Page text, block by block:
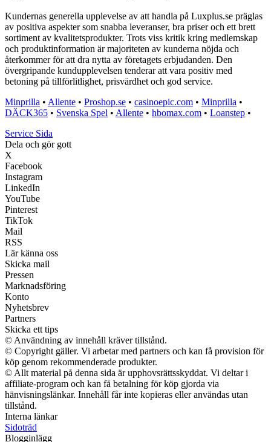
Kundernas generella upplevelse av att handla på Luxplus.se präglas
av positiva aspekter som snabba leveranser, bra priser och ett brett
sortiment av kvalitetsprodukter. Trots viss kritik kring medlemskap
och produktinformation är majoriteten av kunderna nöjda och
återkommer för att dra nytta av företagets erbjudanden. Den
övergripande kundupplevelsen tenderar att vara positiv med
betoning på tillförlitlighet, prisvärdhet och god service.
Minprilla • Allente • Proshop.se • casinoepic.com • Minprilla •
DÄCK365 • Svenska Spel • Allente • hbomax.com • Loanstep •
Service Sida
Dela och gör gott
X
Facebook
Instagram
LinkedIn
YouTube
Pinterest
TikTok
Mail
RSS
Lär känna oss
Skicka mail
Pressen
Marknadsföring
Konto
Nyhetsbrev
Partners
Skicka ett tips
© Användning av innehåll kräver tillstånd.
© Copyright gäller. Vi arbetar med partners och kan få provision för
köp genom rekommenderade produkter.
© Allt material på denna sida är upphovsrättsskyddat. Vi deltar i
affiliate-program och kan få betalning för köp gjorda via
hänvisningslänkar. Innehåll får inte kopieras eller användas utan
tillstånd.
Interna länkar
Sidoträd
Blogginlägg